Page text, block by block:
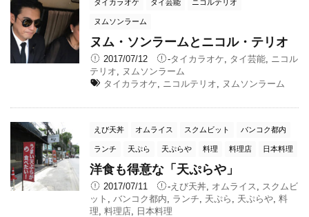
タイカラオケ タイ芸能 ニコルテリオ
ヌムソンラーム
ヌム・ソンラームとニコル・テリオ
2017/07/12 -タイカラオケ タイ芸能,
ニコル
テリオ
ヌムソンラーム
タイカラオケ
ニコルテリオ ヌムソンラーム
えび天丼 オムライス スクムビット バンコク都内
ランチ 天ぷら 天ぷらや 料理 料理店 日本料理
洋食も得意な「天ぷらや」
2017/07/11 -えび天丼, オムライス
スクムビ
ット
バンコク都内 ランチ 天ぷら 天ぷらや 料
理 料理店
日本料理